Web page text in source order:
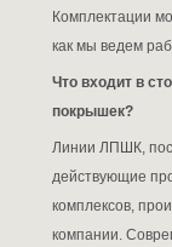
Комплектации
как мы ведем
Что входит в
покрышек?
Линии ЛПШК,
действующие
комплексов,
компании.